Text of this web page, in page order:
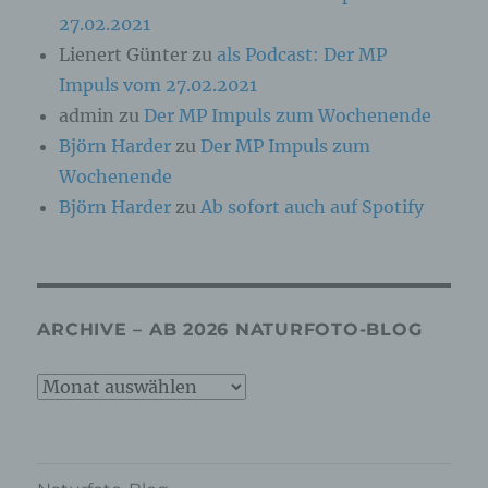
27.02.2021
Lienert Günter zu als Podcast: Der MP
Impuls vom 27.02.2021
admin zu Der MP Impuls zum Wochenende
Björn Harder zu Der MP Impuls zum
Wochenende
Björn Harder zu Ab sofort auch auf Spotify
ARCHIVE – AB 2026 NATURFOTO-BLOG
Archive
psychischen, wirtschaftlichen, kulturellen oder
sozialen Identität dieser natürlichen Person
sind, identifiziert werden kann.
b) betroffene Person
Betroffene Person ist jede identifizierte oder
identifizierbare natürliche Person, deren
personenbezogene Daten von dem für die
c) Verarbeitung
Verarbeitung ist jeder mit oder ohne Hilfe
automatisierter Verfahren ausgeführte Vorgang